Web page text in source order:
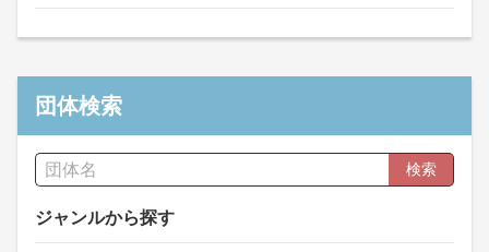
団体検索
検索
ジャンルから探す